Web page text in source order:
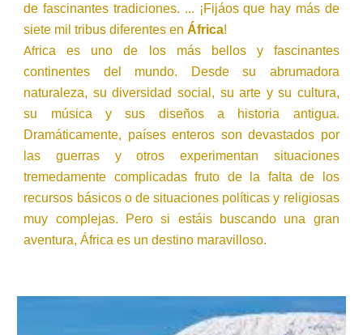
de fascinantes tradiciones. ... ¡Fijáos que hay más de
siete mil tribus diferentes enÁfrica!
Africa es uno de los más bellos y fascinantes
continentes del mundo. Desde su abrumadora
naturaleza, su diversidad social, su arte y su cultura,
su música y sus diseños a historia antigua.
Dramáticamente, países enteros son devastados por
las guerras y otros experimentan situaciones
tremedamente complicadas fruto de la falta de los
recursos básicos o de situaciones políticas y religiosas
muy complejas. Pero si estáis buscando una gran
aventura, África es un destino maravilloso.